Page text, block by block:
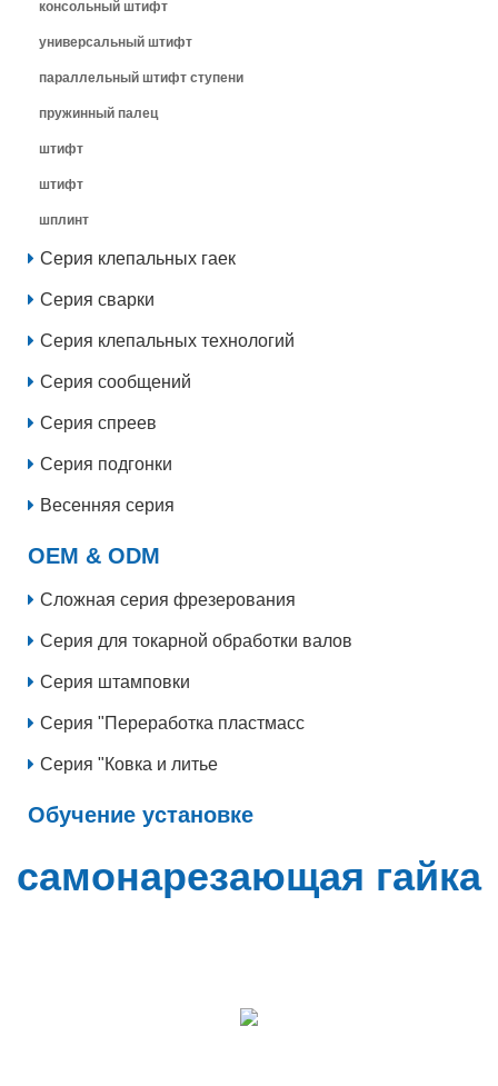
консольный штифт
универсальный штифт
параллельный штифт ступени
пружинный палец
штифт
штифт
шплинт
Серия клепальных гаек
Серия сварки
Серия клепальных технологий
Серия сообщений
Серия спреев
Серия подгонки
Весенняя серия
OEM & ODM
Сложная серия фрезерования
Серия для токарной обработки валов
Серия штамповки
Серия "Переработка пластмасс
Серия "Ковка и литье
Обучение установке
самонарезающая гайка